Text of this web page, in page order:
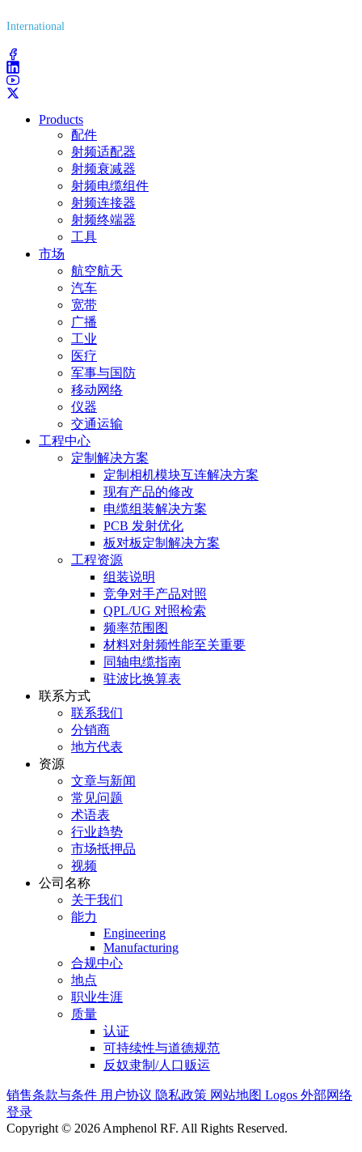
International
Products
配件
射频适配器
射频衰减器
射频电缆组件
射频连接器
射频终端器
工具
市场
航空航天
汽车
宽带
广播
工业
医疗
军事与国防
移动网络
仪器
交通运输
工程中心
定制解决方案
定制相机模块互连解决方案
现有产品的修改
电缆组装解决方案
PCB 发射优化
板对板定制解决方案
工程资源
组装说明
竞争对手产品对照
QPL/UG 对照检索
频率范围图
材料对射频性能至关重要
同轴电缆指南
驻波比换算表
联系方式
联系我们
分销商
地方代表
资源
文章与新闻
常见问题
术语表
行业趋势
市场抵押品
视频
公司名称
关于我们
能力
Engineering
Manufacturing
合规中心
地点
职业生涯
质量
认证
可持续性与道德规范
反奴隶制/人口贩运
销售条款与条件 用户协议 隐私政策 网站地图 Logos 外部网络
登录
Copyright © 2026 Amphenol RF. All Rights Reserved.